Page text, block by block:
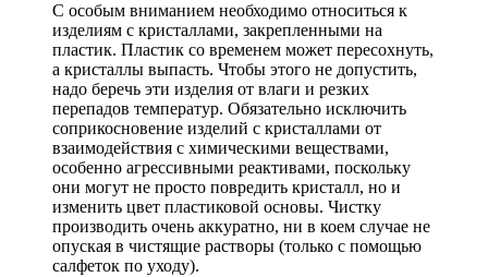
С особым вниманием необходимо относиться к
изделиям с кристаллами, закрепленными на
пластик. Пластик со временем может пересохнуть,
а кристаллы выпасть. Чтобы этого не допустить,
надо беречь эти изделия от влаги и резких
перепадов температур. Обязательно исключить
соприкосновение изделий с кристаллами от
взаимодействия с химическими веществами,
особенно агрессивными реактивами, поскольку
они могут не просто повредить кристалл, но и
изменить цвет пластиковой основы. Чистку
производить очень аккуратно, ни в коем случае не
опуская в чистящие растворы (только с помощью
салфеток по уходу).